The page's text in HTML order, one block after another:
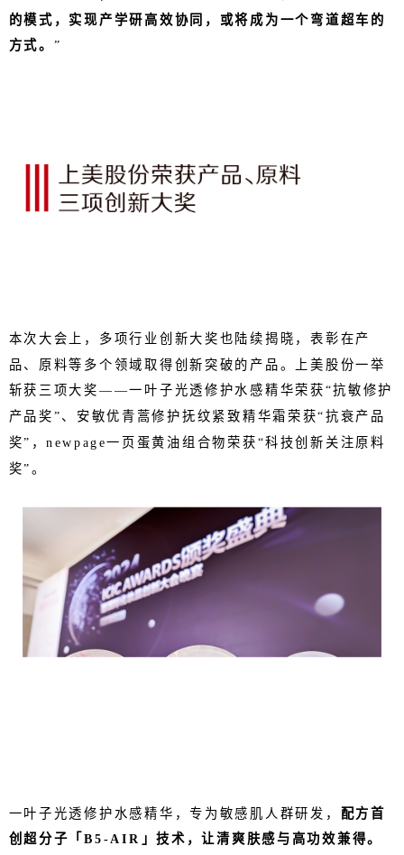
的模式，实现产学研高效协同，或将成为一个弯道超车的
方式。 ”
本次大会上，多项行业创新大奖也陆续揭晓，表彰在产
品、原料等多个领域取得创新突破的产品。上美股份一举
斩获三项大奖——一叶子光透修护水感精华荣获“抗敏修护
产品奖”、安敏优青蒿修护抚纹紧致精华霜荣获“抗衰产品
奖”，newpage一页蛋黄油组合物荣获“科技创新关注原料
奖”。
一叶子光透修护水感精华，专为敏感肌人群研发， 配方首
创超分子「B5-AIR」技术，让清爽肤感与高功效兼得。